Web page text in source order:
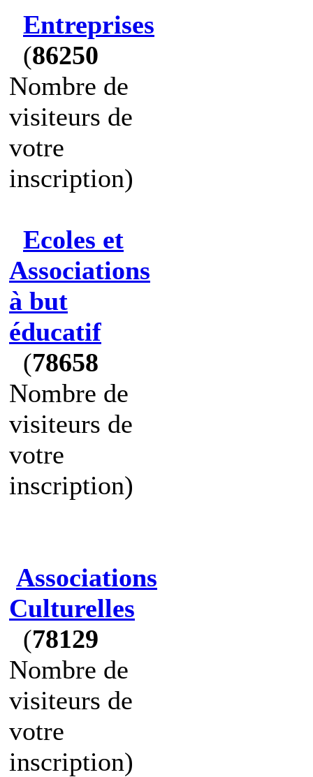
Entreprises
(86250
Nombre de
visiteurs de
votre
inscription)
Ecoles et
Associations
à but
éducatif
(78658
Nombre de
visiteurs de
votre
inscription)
Associations
Culturelles
(78129
Nombre de
visiteurs de
votre
inscription)